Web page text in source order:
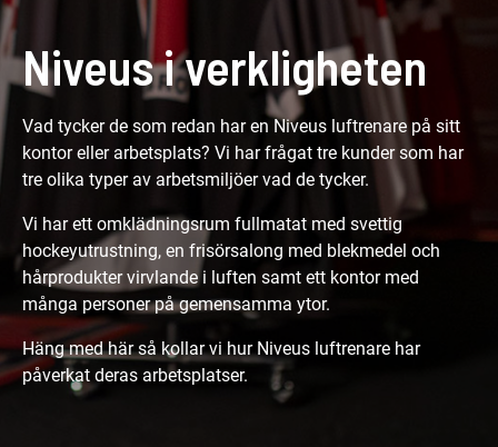
Niveus i verkligheten
Vad tycker de som redan har en Niveus luftrenare på sitt
kontor eller arbetsplats? Vi har frågat tre kunder som har
tre olika typer av arbetsmiljöer vad de tycker.
Vi har ett omklädningsrum fullmatat med svettig
hockeyutrustning, en frisörsalong med blekmedel och
hårprodukter virvlande i luften samt ett kontor med
många personer på gemensamma ytor.
Häng med här så kollar vi hur Niveus luftrenare har
påverkat deras arbetsplatser.